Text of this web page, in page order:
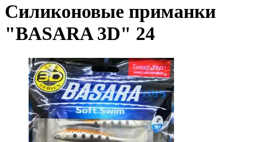
Силиконовые приманки
"BASARA 3D" 24